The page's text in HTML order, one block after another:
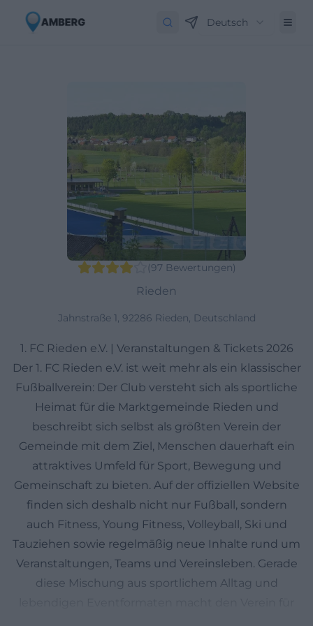
Deutsch
(97 Bewertungen)
Rieden
Jahnstraße 1, 92286 Rieden, Deutschland
1. FC Rieden e.V. | Veranstaltungen & Tickets 2026
Der 1. FC Rieden e.V. ist weit mehr als ein klassischer
Fußballverein: Der Club versteht sich als sportliche
Heimat für die Marktgemeinde Rieden und
beschreibt sich selbst als größten Verein der
Gemeinde mit dem Ziel, Menschen dauerhaft ein
attraktives Umfeld für Sport, Bewegung und
Gemeinschaft zu bieten. Auf der offiziellen Website
finden sich deshalb nicht nur Fußball, sondern
auch Fitness, Young Fitness, Volleyball, Ski und
Tauziehen sowie regelmäßig neue Inhalte rund um
Veranstaltungen, Teams und Vereinsleben. Gerade
diese Mischung aus sportlichem Alltag und